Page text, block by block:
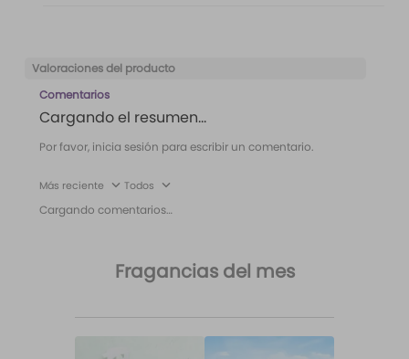
Valoraciones del producto
Comentarios
Cargando el resumen…
Por favor, inicia sesión para escribir un comentario.
Más reciente Todos
Cargando comentarios…
Fragancias del mes